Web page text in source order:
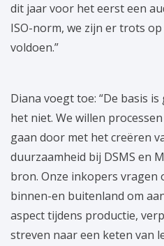
dit jaar voor het eerst een
ISO-norm, we zijn er trots
voldoen.”
Diana voegt toe: “De basis
het niet. We willen
gaan door met het creëren
duurzaamheid bij DSMS en
bron. Onze inkopers vragen
binnen-en buitenland om
aspect tijdens productie,
streven naar een keten van